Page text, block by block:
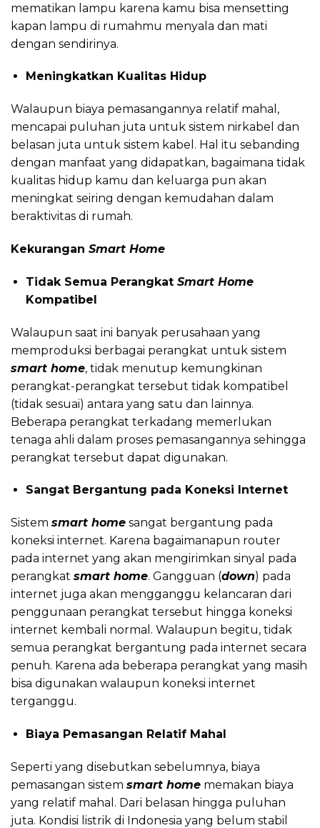
mematikan lampu karena kamu bisa mensetting
kapan lampu di rumahmu menyala dan mati
dengan sendirinya.
Meningkatkan Kualitas Hidup
Walaupun biaya pemasangannya relatif mahal,
mencapai puluhan juta untuk sistem nirkabel dan
belasan juta untuk sistem kabel. Hal itu sebanding
dengan manfaat yang didapatkan, bagaimana tidak
kualitas hidup kamu dan keluarga pun akan
meningkat seiring dengan kemudahan dalam
beraktivitas di rumah.
Kekurangan Smart Home
Tidak Semua Perangkat Smart Home
Kompatibel
Walaupun saat ini banyak perusahaan yang
memproduksi berbagai perangkat untuk sistem
smart home, tidak menutup kemungkinan
perangkat-perangkat tersebut tidak kompatibel
(tidak sesuai) antara yang satu dan lainnya.
Beberapa perangkat terkadang memerlukan
tenaga ahli dalam proses pemasangannya sehingga
perangkat tersebut dapat digunakan.
Sangat Bergantung pada Koneksi Internet
Sistem smart home sangat bergantung pada
koneksi internet. Karena bagaimanapun router
pada internet yang akan mengirimkan sinyal pada
perangkat smart home. Gangguan (down) pada
internet juga akan mengganggu kelancaran dari
penggunaan perangkat tersebut hingga koneksi
internet kembali normal. Walaupun begitu, tidak
semua perangkat bergantung pada internet secara
penuh. Karena ada beberapa perangkat yang masih
bisa digunakan walaupun koneksi internet
terganggu.
Biaya Pemasangan Relatif Mahal
Seperti yang disebutkan sebelumnya, biaya
pemasangan sistem smart home memakan biaya
yang relatif mahal. Dari belasan hingga puluhan
juta. Kondisi listrik di Indonesia yang belum stabil